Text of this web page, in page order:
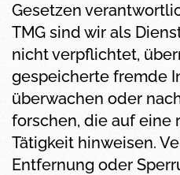
Gesetzen
TMG sind wir als
nicht verpflichtet,
gespeicherte fremde
überwachen oder
forschen, die auf eine
Tätigkeit hinweisen.
Entfernung oder